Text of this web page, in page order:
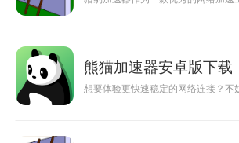
熊猫加速器安卓版下载
想要体验更快速稳定的网络连接？